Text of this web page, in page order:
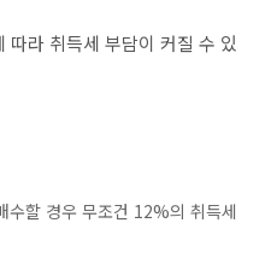
따라 취득세 부담이 커질 수 있
수할 경우 무조건 12%의 취득세